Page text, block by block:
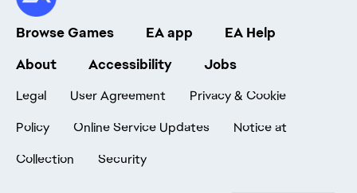
Browse Games EA app
EA Help
About
Accessibility Jobs
Legal User Agreement
Privacy & Cookie
Policy
Online Service Updates
Notice at
Collection
Security